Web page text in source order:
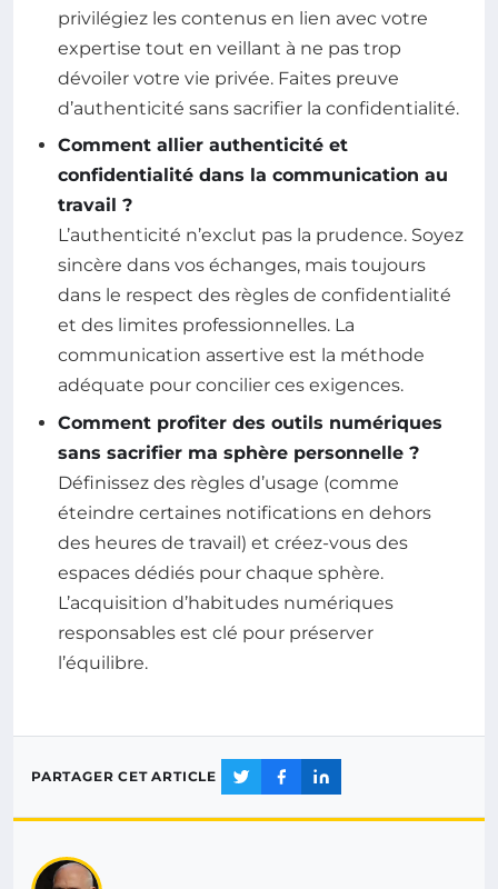
privilégiez les contenus en lien avec votre
expertise tout en veillant à ne pas trop
dévoiler votre vie privée. Faites preuve
d’authenticité sans sacrifier la confidentialité.
Comment allier authenticité et
confidentialité dans la communication au
travail ?
L’authenticité n’exclut pas la prudence. Soyez
sincère dans vos échanges, mais toujours
dans le respect des règles de confidentialité
et des limites professionnelles. La
communication assertive est la méthode
adéquate pour concilier ces exigences.
Comment profiter des outils numériques
sans sacrifier ma sphère personnelle ?
Définissez des règles d’usage (comme
éteindre certaines notifications en dehors
des heures de travail) et créez-vous des
espaces dédiés pour chaque sphère.
L’acquisition d’habitudes numériques
responsables est clé pour préserver
l’équilibre.
PARTAGER CET ARTICLE